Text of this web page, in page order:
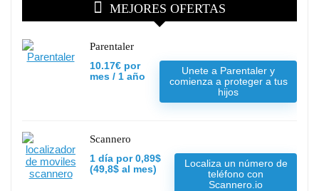
MEJORES OFERTAS
Parentaler
10.17€ por
mes / 1 año
Unete a Parentaler y
comienza a proteger a tus
hijos
Scannero
1 día por 0,89$
(49,8$ al mes)
Localiza un número de
teléfono con
Scannero.io